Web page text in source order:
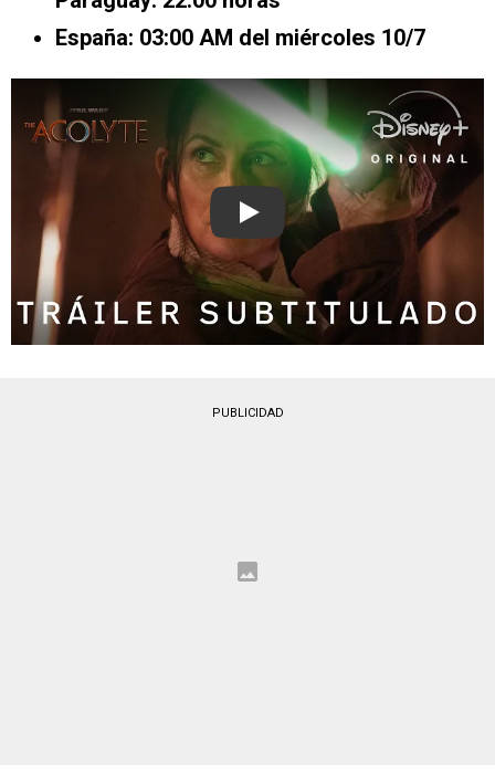
España: 03:00 AM del miércoles 10/7
Play
PUBLICIDAD